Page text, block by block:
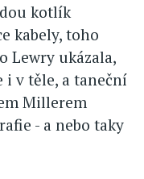
kotlík
kabely, toho
Lewry ukázala,
i v těle, a taneční
Millerem
- a nebo taky